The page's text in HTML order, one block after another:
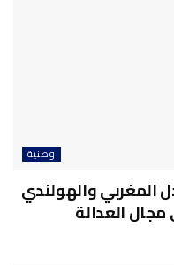
وطنية
المغربي والهولندي
مجال العدالة